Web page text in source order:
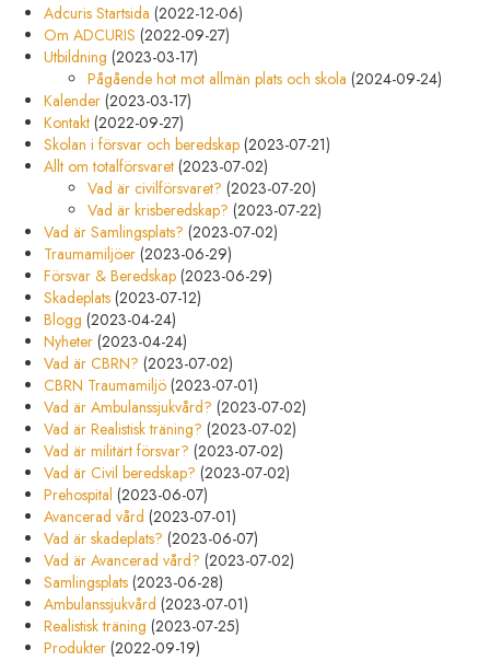
Adcuris Startsida (2022-12-06)
Om ADCURIS (2022-09-27)
Utbildning (2023-03-17)
Pågående hot mot allmän plats och skola (2024-09-24)
Kalender (2023-03-17)
Kontakt (2022-09-27)
Skolan i försvar och beredskap (2023-07-21)
Allt om totalförsvaret (2023-07-02)
Vad är civilförsvaret? (2023-07-20)
Vad är krisberedskap? (2023-07-22)
Vad är Samlingsplats? (2023-07-02)
Traumamiljöer (2023-06-29)
Försvar & Beredskap (2023-06-29)
Skadeplats (2023-07-12)
Blogg (2023-04-24)
Nyheter (2023-04-24)
Vad är CBRN? (2023-07-02)
CBRN Traumamiljö (2023-07-01)
Vad är Ambulanssjukvård? (2023-07-02)
Vad är Realistisk träning? (2023-07-02)
Vad är militärt försvar? (2023-07-02)
Vad är Civil beredskap? (2023-07-02)
Prehospital (2023-06-07)
Avancerad vård (2023-07-01)
Vad är skadeplats? (2023-06-07)
Vad är Avancerad vård? (2023-07-02)
Samlingsplats (2023-06-28)
Ambulanssjukvård (2023-07-01)
Realistisk träning (2023-07-25)
Produkter (2022-09-19)